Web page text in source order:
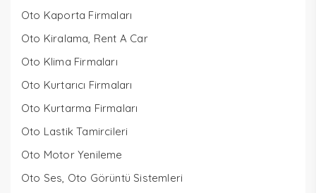
Oto Kaporta Firmaları
Oto Kiralama, Rent A Car
Oto Klima Firmaları
Oto Kurtarıcı Firmaları
Oto Kurtarma Firmaları
Oto Lastik Tamircileri
Oto Motor Yenileme
Oto Ses, Oto Görüntü Sistemleri